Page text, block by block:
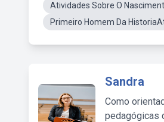
Atividades Sobre O
Primeiro Homem Da
Sandra
Como
pedagógicas